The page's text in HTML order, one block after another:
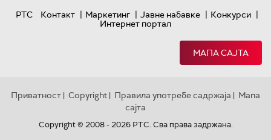
РТС
Контакт | Маркетинг | Јавне набавке | Конкурси |
Интернет портал
МАПА САЈТА
Приватност | Copyright | Правила употребе садржаја | Мапа
сајта
Copyright © 2008 - 2026 РТС. Сва права задржана.